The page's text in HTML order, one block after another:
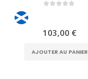
103,00 €
AJOUTER AU PANIER